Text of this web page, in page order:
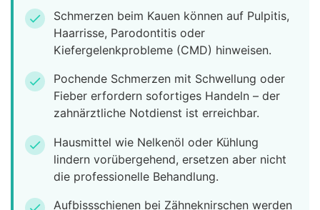
check
Schmerzen beim Kauen können auf Pulpitis,
Haarrisse, Parodontitis oder
Kiefergelenkprobleme (CMD) hinweisen.
check
Pochende Schmerzen mit Schwellung oder
Fieber erfordern sofortiges Handeln – der
zahnärztliche Notdienst ist erreichbar.
check
Hausmittel wie Nelkenöl oder Kühlung
lindern vorübergehend, ersetzen aber nicht
die professionelle Behandlung.
Aufbissschienen bei Zähneknirschen werden